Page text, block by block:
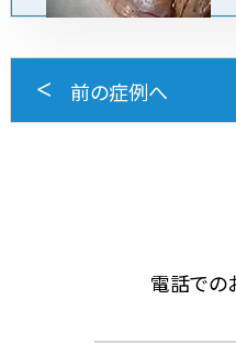
前の症例へ
電話での